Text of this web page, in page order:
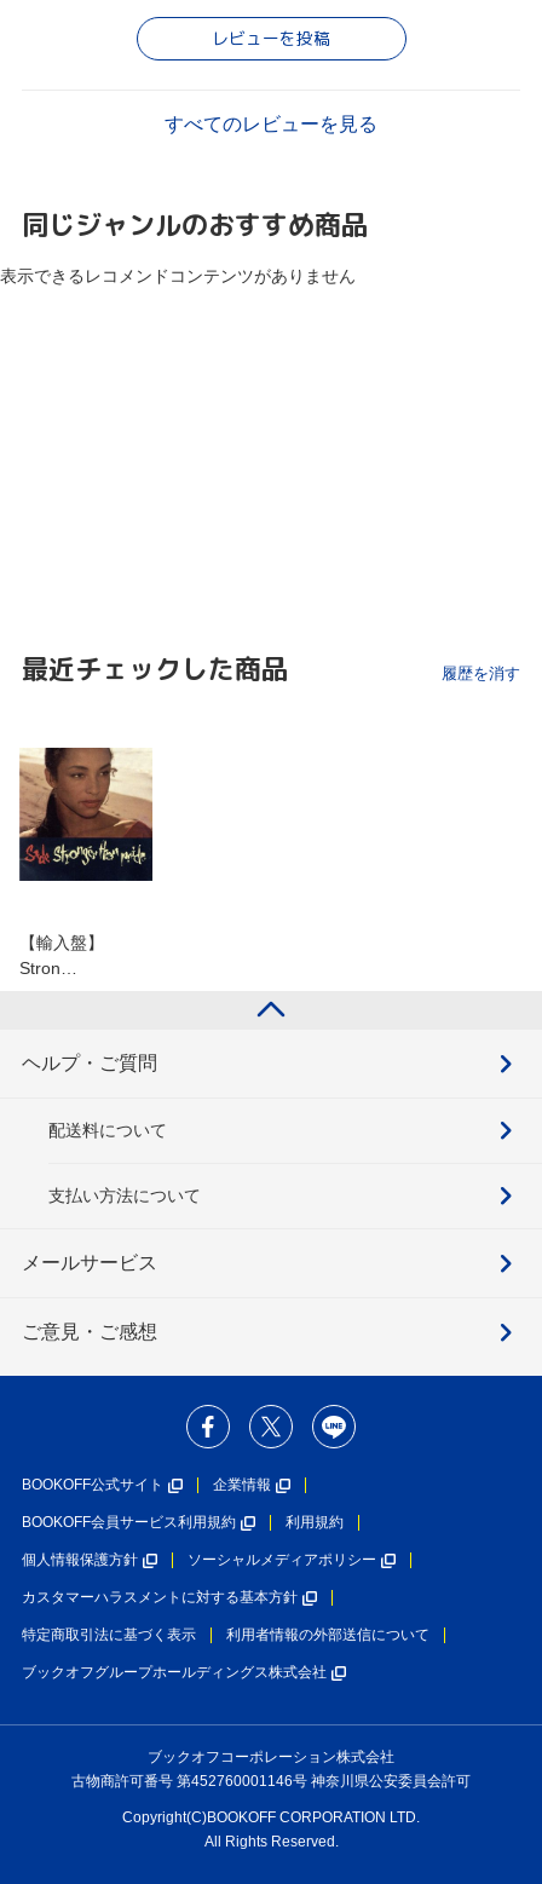
レビューを投稿
すべてのレビューを見る
同じジャンルのおすすめ商品
表示できるレコメンドコンテンツがありません
最近チェックした商品 履歴を消す
【輸入盤】
Stron…
ヘルプ・ご質問
配送料について
支払い方法について
メールサービス
ご意見・ご感想
BOOKOFF公式サイト 企業情報
BOOKOFF会員サービス利用規約 利用規約
個人情報保護方針 ソーシャルメディアポリシー
カスタマーハラスメントに対する基本方針
特定商取引法に基づく表示 利用者情報の外部送信について
ブックオフグループホールディングス株式会社
ブックオフコーポレーション株式会社
古物商許可番号 第452760001146号 神奈川県公安委員会許可
Copyright(C)BOOKOFF CORPORATION LTD.
All Rights Reserved.